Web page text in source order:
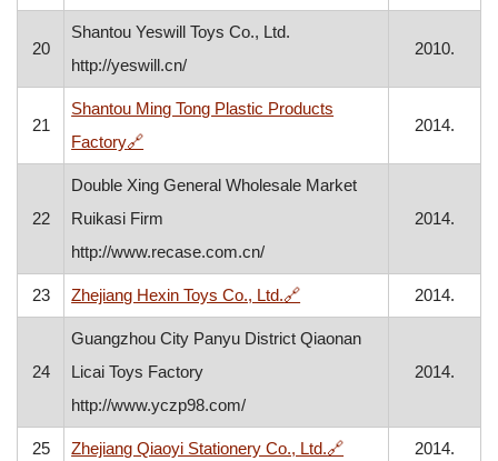
20
Shantou Yeswill Toys Co., Ltd.
http://yeswill.cn/
2010.
21
Shantou Ming Tong Plastic Products
Factory🔗, otvara se u novom prozoru
2014.
22
Double Xing General Wholesale Market
Ruikasi Firm
http://www.recase.com.cn/
2014.
23 Zhejiang Hexin Toys Co., Ltd.🔗, otvara se u novom
2014.
24
Guangzhou City Panyu District Qiaonan
Licai Toys Factory
http://www.yczp98.com/
2014.
25 Zhejiang Qiaoyi Stationery Co., Ltd.🔗, otvara se u novom
2014.